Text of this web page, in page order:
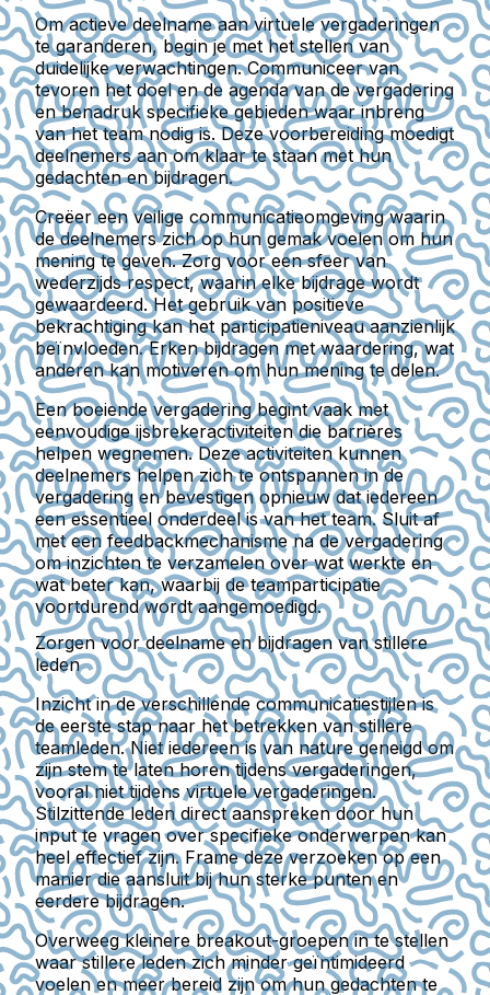
Om actieve deelname aan virtuele vergaderingen
te garanderen, begin je met het stellen van
duidelijke verwachtingen. Communiceer van
tevoren het doel en de agenda van de vergadering
en benadruk specifieke gebieden waar inbreng
van het team nodig is. Deze voorbereiding moedigt
deelnemers aan om klaar te staan met hun
gedachten en bijdragen.
Creëer een veilige communicatieomgeving waarin
de deelnemers zich op hun gemak voelen om hun
mening te geven. Zorg voor een sfeer van
wederzijds respect, waarin elke bijdrage wordt
gewaardeerd. Het gebruik van positieve
bekrachtiging kan het participatieniveau aanzienlijk
beïnvloeden. Erken bijdragen met waardering, wat
anderen kan motiveren om hun mening te delen.
Een boeiende vergadering begint vaak met
eenvoudige ijsbrekeractiviteiten die barrières
helpen wegnemen. Deze activiteiten kunnen
deelnemers helpen zich te ontspannen in de
vergadering en bevestigen opnieuw dat iedereen
een essentieel onderdeel is van het team. Sluit af
met een feedbackmechanisme na de vergadering
om inzichten te verzamelen over wat werkte en
wat beter kan, waarbij de teamparticipatie
voortdurend wordt aangemoedigd.
Zorgen voor deelname en bijdragen van stillere
leden
Inzicht in de verschillende communicatiestijlen is
de eerste stap naar het betrekken van stillere
teamleden. Niet iedereen is van nature geneigd om
zijn stem te laten horen tijdens vergaderingen,
vooral niet tijdens virtuele vergaderingen.
Stilzittende leden direct aanspreken door hun
input te vragen over specifieke onderwerpen kan
heel effectief zijn. Frame deze verzoeken op een
manier die aansluit bij hun sterke punten en
eerdere bijdragen.
Overweeg kleinere breakout-groepen in te stellen
waar stillere leden zich minder geïntimideerd
voelen en meer bereid zijn om hun gedachten te